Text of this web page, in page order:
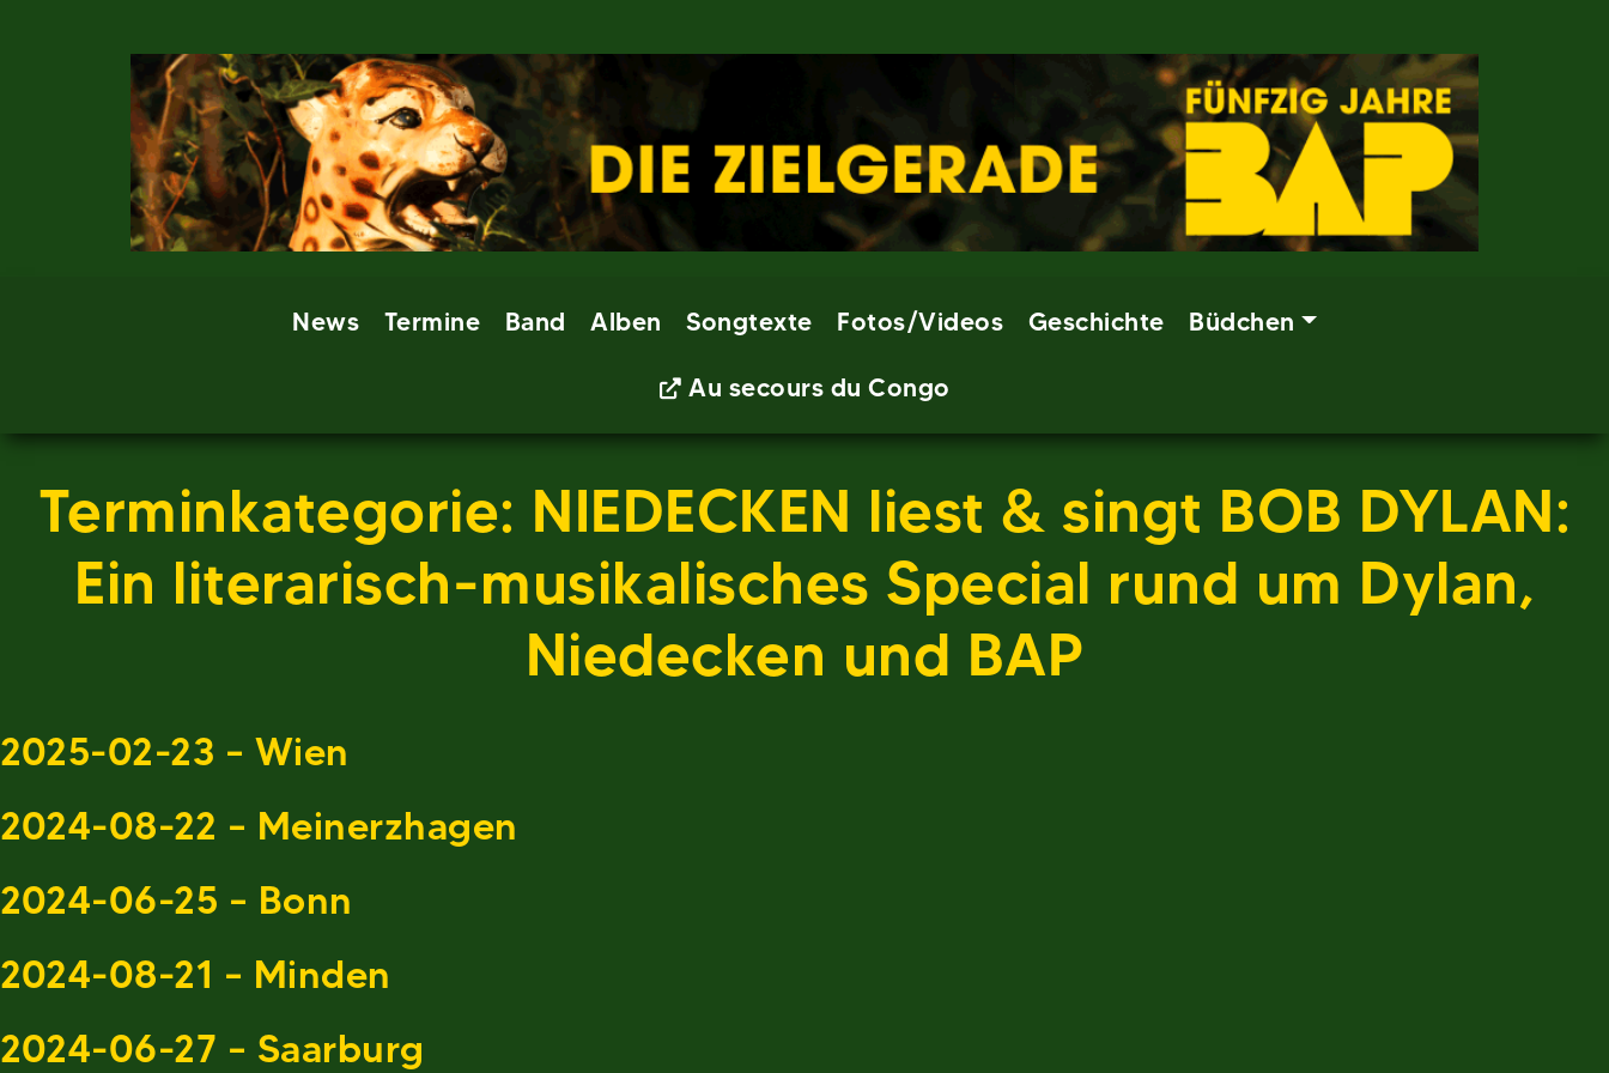
News Termine Band Alben Songtexte Fotos/Videos Geschichte Büdchen
Au secours du Congo
Terminkategorie: NIEDECKEN liest & singt BOB DYLAN:
Ein literarisch-musikalisches Special rund um Dylan,
Niedecken und BAP
2025-02-23 – Wien
2024-08-22 – Meinerzhagen
2024-06-25 – Bonn
2024-08-21 – Minden
2024-06-27 – Saarburg